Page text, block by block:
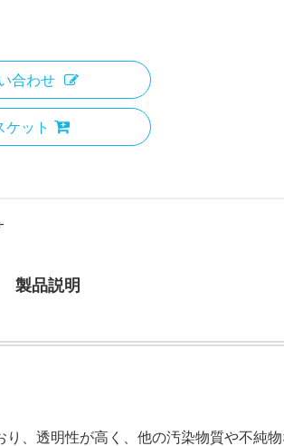
合わせ
ケット
製品説明
、透明性が高く、他の汚染物質や不純